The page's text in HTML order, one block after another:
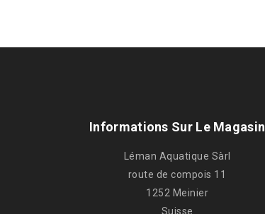
Informations Sur Le Magasin
Léman Aquatique Sàrl
route de compois 11
1252 Meinier
Suisse